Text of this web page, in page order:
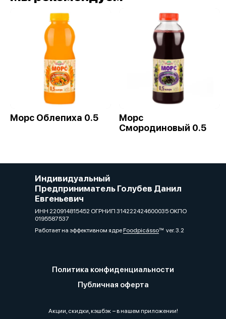
Морс Облепиха 0.5
Морс
Смородиновый 0.5
Индивидуальный
Предприниматель Голубев Данил
Евгеньевич
ИНН 220914815452 ОГРНИП 314222424600035 ОКПО
0195587537
Работает на эффективном ядреFoodpicássover. 3.2
Политика конфиденциальности
Публичная оферта
Акции, скидки, кэшбэк − в нашем приложении!